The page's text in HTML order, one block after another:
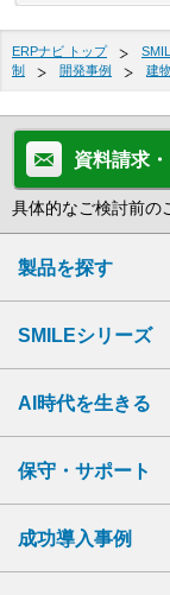
ERPナビ トップ
制
開発事例 建
資料請求
具体的なご検討前の
製品を探す
SMILEシリーズ
AI時代を生きる
保守・サポート
成功導入事例